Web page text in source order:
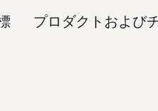
プロダクトおよび